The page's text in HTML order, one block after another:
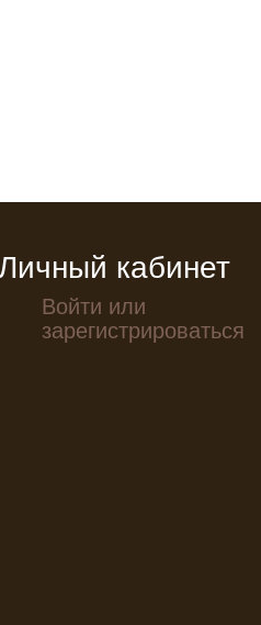
кабинет
Войти или
зарегистрироваться